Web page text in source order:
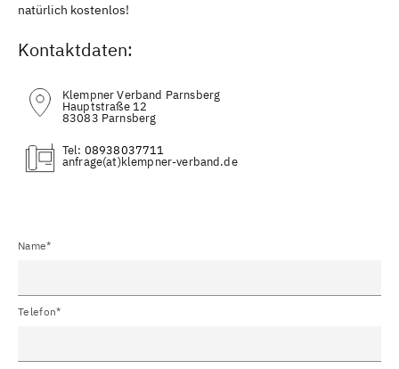
natürlich kostenlos!
Kontaktdaten:
Klempner Verband Parnsberg
Hauptstraße 12
83083 Parnsberg
Tel: 08938037711
(at)
Name*
Telefon*